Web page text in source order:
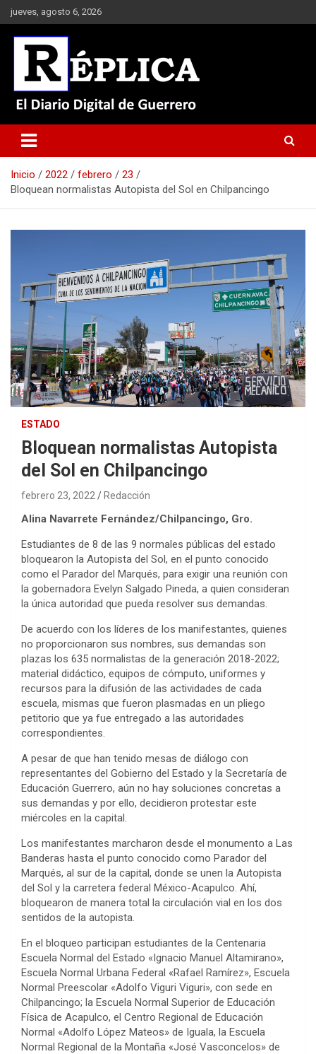
Saltar
al
contenido
jueves, agosto 6, 2026
Réplica
Inicio 2022 febrero
23
Bloquean normalistas Autopista del Sol en Chilpancingo
ESTADO
Bloquean normalistas Autopista
del Sol en Chilpancingo
febrero 23, 2022 Redacción
Alina Navarrete Fernández/Chilpancingo, Gro.
Estudiantes de 8 de las 9 normales públicas del estado
bloquearon la Autopista del Sol, en el punto conocido
como el Parador del Marqués, para exigir una reunión con
la gobernadora Evelyn Salgado Pineda, a quien consideran
la única autoridad que pueda resolver sus demandas.
De acuerdo con los líderes de los manifestantes, quienes
no proporcionaron sus nombres, sus demandas son
plazas los 635 normalistas de la generación 2018-2022;
material didáctico, equipos de cómputo, uniformes y
recursos para la difusión de las actividades de cada
escuela, mismas que fueron plasmadas en un pliego
petitorio que ya fue entregado a las autoridades
correspondientes.
A pesar de que han tenido mesas de diálogo con
representantes del Gobierno del Estado y la Secretaría de
Educación Guerrero, aún no hay soluciones concretas a
sus demandas y por ello, decidieron protestar este
miércoles en la capital.
Los manifestantes marcharon desde el monumento a Las
Banderas hasta el punto conocido como Parador del
Marqués, al sur de la capital, donde se unen la Autopista
del Sol y la carretera federal México-Acapulco. Ahí,
bloquearon de manera total la circulación vial en los dos
sentidos de la autopista.
En el bloqueo participan estudiantes de la Centenaria
Escuela Normal del Estado «Ignacio Manuel Altamirano»,
Escuela Normal Urbana Federal «Rafael Ramírez», Escuela
Normal Preescolar «Adolfo Viguri Viguri», con sede en
Chilpancingo; la Escuela Normal Superior de Educación
Física de Acapulco, el Centro Regional de Educación
Normal «Adolfo López Mateos» de Iguala, la Escuela
Normal Regional de la Montaña «José Vasconcelos» de